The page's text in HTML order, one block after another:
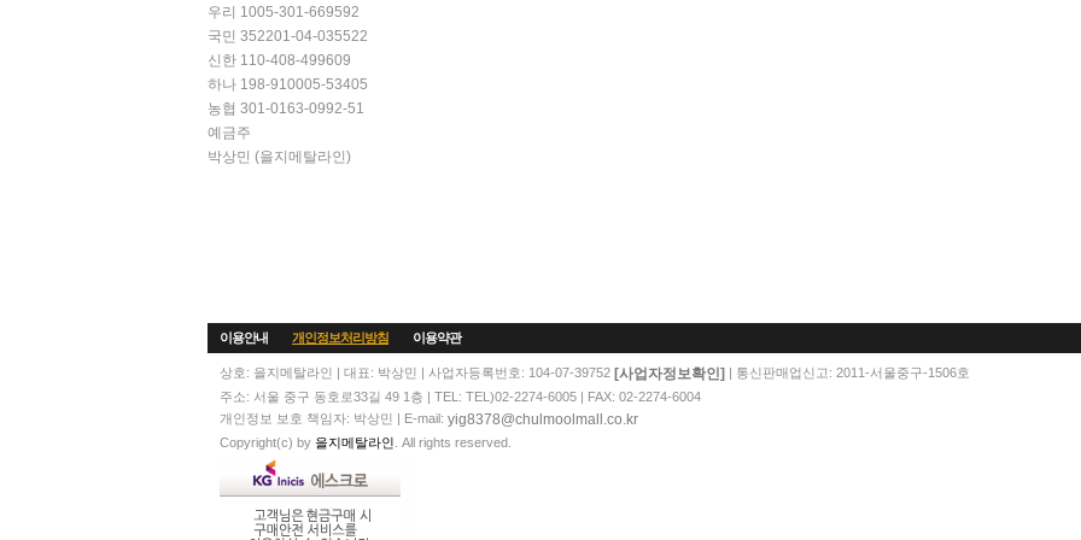
우리 1005-301-669592
국민 352201-04-035522
신한 110-408-499609
하나 198-910005-53405
농협 301-0163-0992-51
예금주
박상민 (을지메탈라인)
이용안내 개인정보처리방침 이용약관
상호: 을지메탈라인 | 대표: 박상민 | 사업자등록번호: 104-07-39752 [사업자정보확인]
| 통신판매업신고: 2011-서울중구-1506호
주소: 서울 중구 동호로33길 49 1층 | TEL: TEL)02-2274-6005 | FAX: 02-2274-6004
개인정보 보호 책임자: 박상민 | E-mail: yig8378@chulmoolmall.co.kr
Copyright(c) by 을지메탈라인. All rights reserved.